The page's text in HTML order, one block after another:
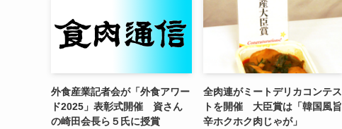
外食産業記者会が「外食アワー
ド2025」表彰式開催 資さん
の崎田会長ら５氏に授賞
全肉連がミートデリカコンテス
トを開催 大臣賞は「韓国風旨
辛ホクホク肉じゃが」